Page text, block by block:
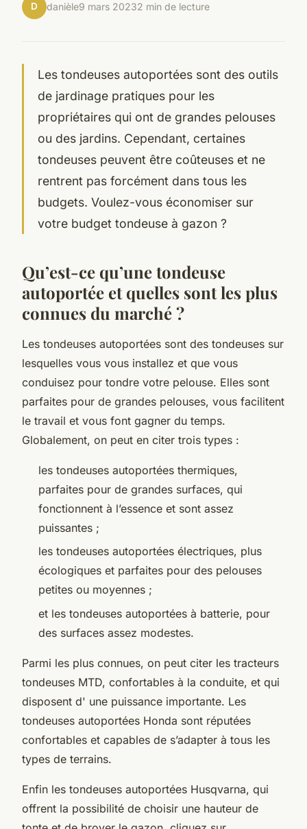
D danièle9 mars 20232 min de lecture
Les tondeuses autoportées sont des outils
de jardinage pratiques pour les
propriétaires qui ont de grandes pelouses
ou des jardins. Cependant, certaines
tondeuses peuvent être coûteuses et ne
rentrent pas forcément dans tous les
budgets. Voulez-vous économiser sur
votre budget tondeuse à gazon ?
Qu’est-ce qu’une tondeuse
autoportée et quelles sont les plus
connues du marché ?
Les tondeuses autoportées sont des tondeuses sur
lesquelles vous vous installez et que vous
conduisez pour tondre votre pelouse. Elles sont
parfaites pour de grandes pelouses, vous facilitent
le travail et vous font gagner du temps.
Globalement, on peut en citer trois types :
les tondeuses autoportées thermiques,
parfaites pour de grandes surfaces, qui
fonctionnent à l’essence et sont assez
puissantes ;
les tondeuses autoportées électriques, plus
écologiques et parfaites pour des pelouses
petites ou moyennes ;
et les tondeuses autoportées à batterie, pour
des surfaces assez modestes.
Parmi les plus connues, on peut citer les tracteurs
tondeuses MTD, confortables à la conduite, et qui
disposent d' une puissance importante. Les
tondeuses autoportées Honda sont réputées
confortables et capables de s’adapter à tous les
types de terrains.
Enfin les tondeuses autoportées Husqvarna, qui
offrent la possibilité de choisir une hauteur de